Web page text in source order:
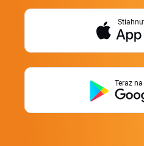
Teraz na